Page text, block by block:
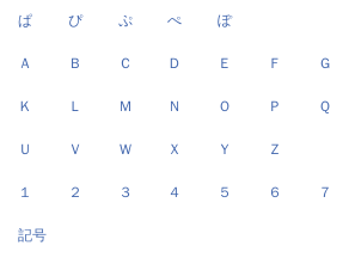
ぱ ぴ ぷ ぺ ぽ
Ａ Ｂ Ｃ Ｄ Ｅ Ｆ Ｇ
Ｋ Ｌ Ｍ Ｎ Ｏ Ｐ Ｑ
Ｕ Ｖ Ｗ Ｘ Ｙ Ｚ
１ ２ ３ ４ ５ ６ ７
記号